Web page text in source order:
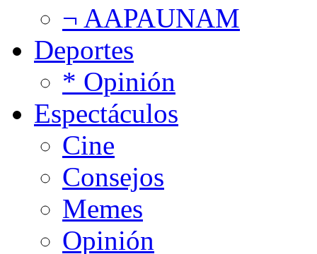
¬ AAPAUNAM
Deportes
* Opinión
Espectáculos
Cine
Consejos
Memes
Opinión